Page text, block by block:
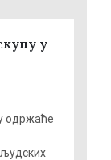
у
одржаће